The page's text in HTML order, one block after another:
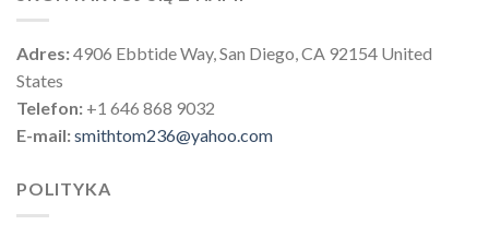
Adres:4906 Ebbtide Way, San Diego, CA 92154 United
States
Telefon: +1 646 868 9032
E-mail:smithtom236@yahoo.com
POLITYKA